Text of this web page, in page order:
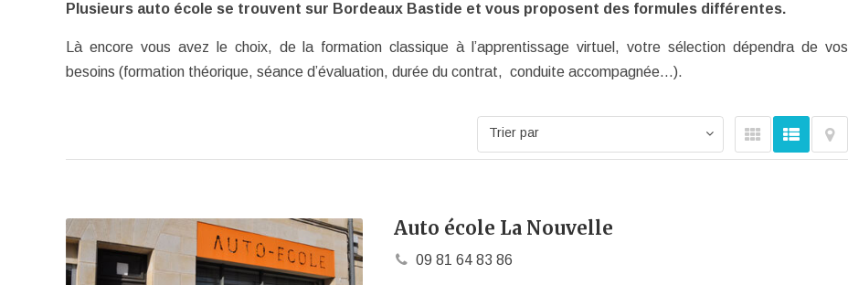
Plusieurs auto école se trouvent sur Bordeaux Bastide et vous proposent des formules différentes.
Là encore vous avez le choix, de la formation classique à l’apprentissage virtuel, votre sélection dépendra de vos
besoins (formation théorique, séance d’évaluation, durée du contrat, conduite accompagnée…).
Trier par
Auto école La Nouvelle
09 81 64 83 86